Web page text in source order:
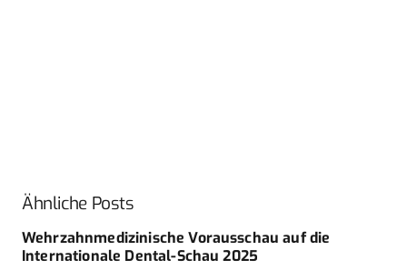
Ähnliche Posts
Wehrzahnmedizinische Vorausschau auf die
Internationale Dental-Schau 2025